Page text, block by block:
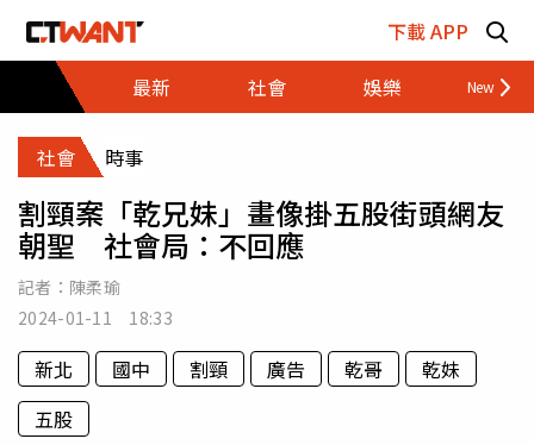
下載 APP
最新
社會 娛樂 財經
社會 時事
割頸案「乾兄妹」畫像掛五股街頭網友
朝聖 社會局：不回應
記者： 陳柔瑜
2024-01-11 18:33
新北 國中 割頸 廣告 乾哥
乾妹
五股